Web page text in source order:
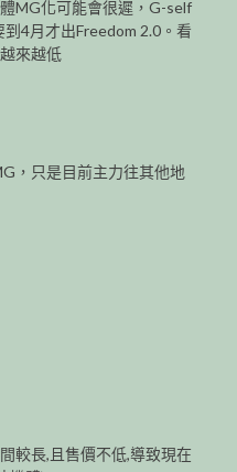
MG化可能會很遲，G-self
4月才出Freedom 2.0。看
來越低
，只是目前主力往其他地
較長,且售價不低,導致現在